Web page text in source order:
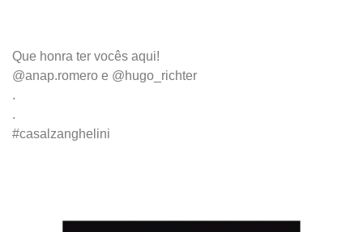
Que honra ter vocês aqui!
@anap.romero e @hugo_richter
.
.
#casalzanghelini